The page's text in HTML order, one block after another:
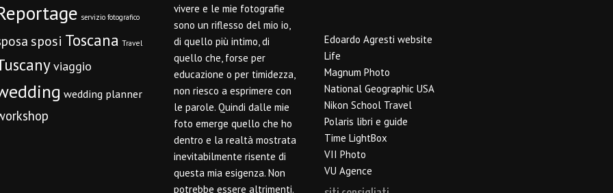
servizio fotografico
sposi Toscana Travel
viaggio
wedding planner
vivere e le mie fotografie
sono un riflesso del mio io,
di quello più intimo, di
quello che, forse per
educazione o per timidezza,
non riesco a esprimere con
le parole. Quindi dalle mie
foto emerge quello che ho
dentro e la realtà mostrata
inevitabilmente risente di
questa mia esigenza. Non
potrebbe essere altrimenti.
Edoardo Agresti website
Life
Magnum Photo
National Geographic USA
Nikon School Travel
Polaris libri e guide
Time LightBox
VII Photo
VU Agence